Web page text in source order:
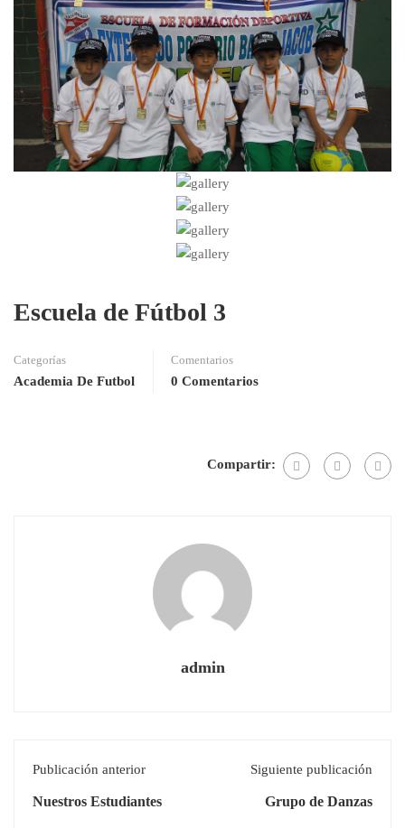
Escuela de Fútbol 3
Categorías
Academia De Futbol
Comentarios
0 Comentarios
Compartir:
admin
Publicación anterior
Nuestros Estudiantes
Siguiente publicación
Grupo de Danzas